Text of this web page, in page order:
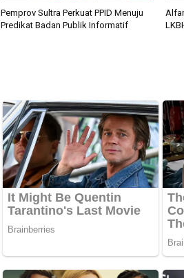
Pemprov Sultra Perkuat PPID Menuju
Predikat Badan Publik Informatif